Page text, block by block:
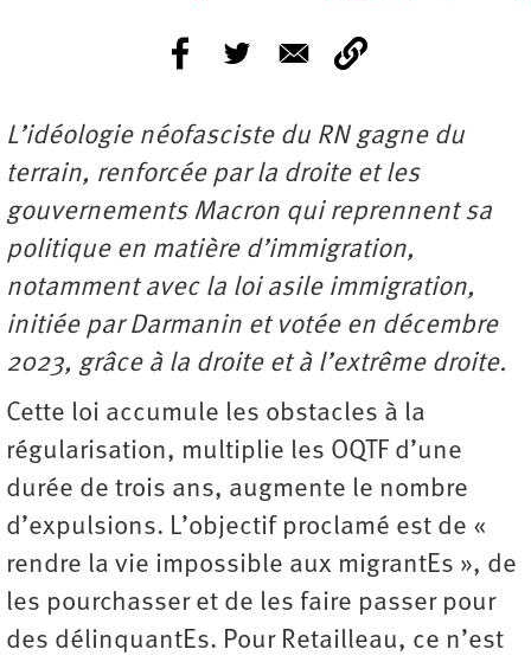
L’idéologie néofasciste du RN gagne du
terrain, renforcée par la droite et les
gouvernements Macron qui reprennent sa
politique en matière d’immigration,
notamment avec la loi asile immigration,
initiée par Darmanin et votée en décembre
2023, grâce à la droite et à l’extrême droite.
Cette loi accumule les obstacles à la
régularisation, multiplie les OQTF d’une
durée de trois ans, augmente le nombre
d’expulsions. L’objectif proclamé est de «
rendre la vie impossible aux migrantEs », de
les pourchasser et de les faire passer pour
des délinquantEs. Pour Retailleau, ce n’est